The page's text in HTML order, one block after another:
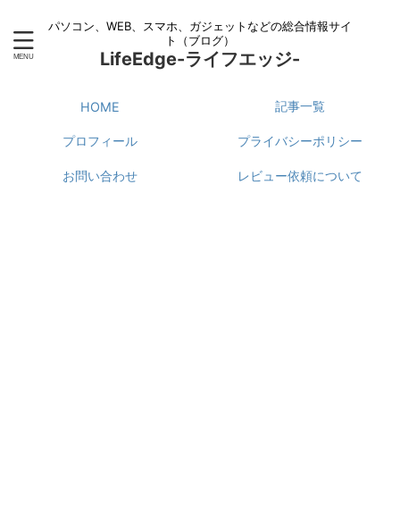
パソコン、WEB、スマホ、ガジェットなどの総合情報サイ
ト（ブログ）
LifeEdge-ライフエッジ-
HOME 記事一覧
プロフィール プライバシーポリシー
お問い合わせ レビュー依頼について